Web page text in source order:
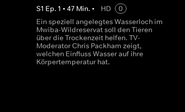
S1 Ep. 1 • 47 Min. • HD
0
Ein speziell angelegtes Wasserloch im
Mwiba-Wildreservat soll den Tieren
über die Trockenzeit helfen. TV-
Moderator Chris Packham zeigt,
welchen Einfluss Wasser auf ihre
Körpertemperatur hat.